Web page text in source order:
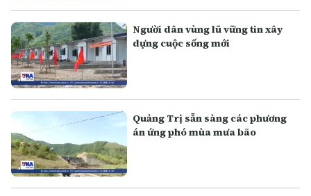
Người dân vùng lũ vững tin xây
dựng cuộc sống mới
Quảng Trị sẵn sàng các phương
án ứng phó mùa mưa bão